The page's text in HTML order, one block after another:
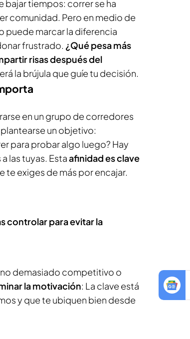
bajar tiempos: correr se ha
comunidad. Pero en medio de
puede marcar la diferencia
frustrado. ¿Qué pesa más
risas después del
la brújula que guíe tu decisión.
en un grupo de corredores
plantearse un objetivo:
para probar algo luego? Hay
las tuyas. Estaafinidad es clave
te exiges de más por encajar.
controlar para evitar la
demasiado competitivo o
la motivación: La clave está
y que te ubiquen bien desde